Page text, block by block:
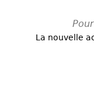
La nouvelle